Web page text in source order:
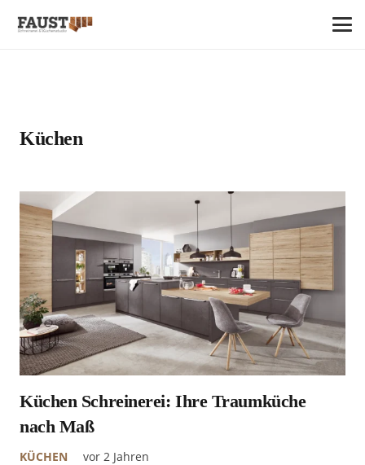
Küchen
Küchen Schreinerei: Ihre Traumküche
nach Maß
KÜCHEN vor 2 Jahren